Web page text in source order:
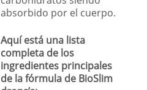
absorbido por el cuerpo.
Aquí está una lista
completa de los
ingredientes principales
de la fórmula de BioSlim